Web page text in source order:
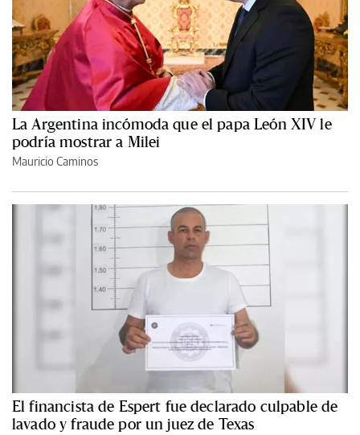
La Argentina incómoda que el papa León XIV le
podría mostrar a Milei
Mauricio Caminos
El financista de Espert fue declarado culpable de
lavado y fraude por un juez de Texas